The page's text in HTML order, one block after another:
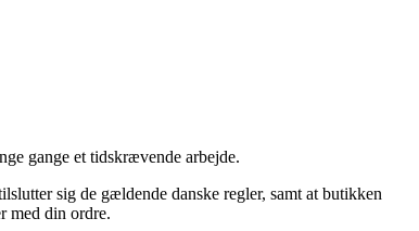
gange et tidskrævende arbejde.
sig de gældende danske regler, samt at butikken
med din ordre.